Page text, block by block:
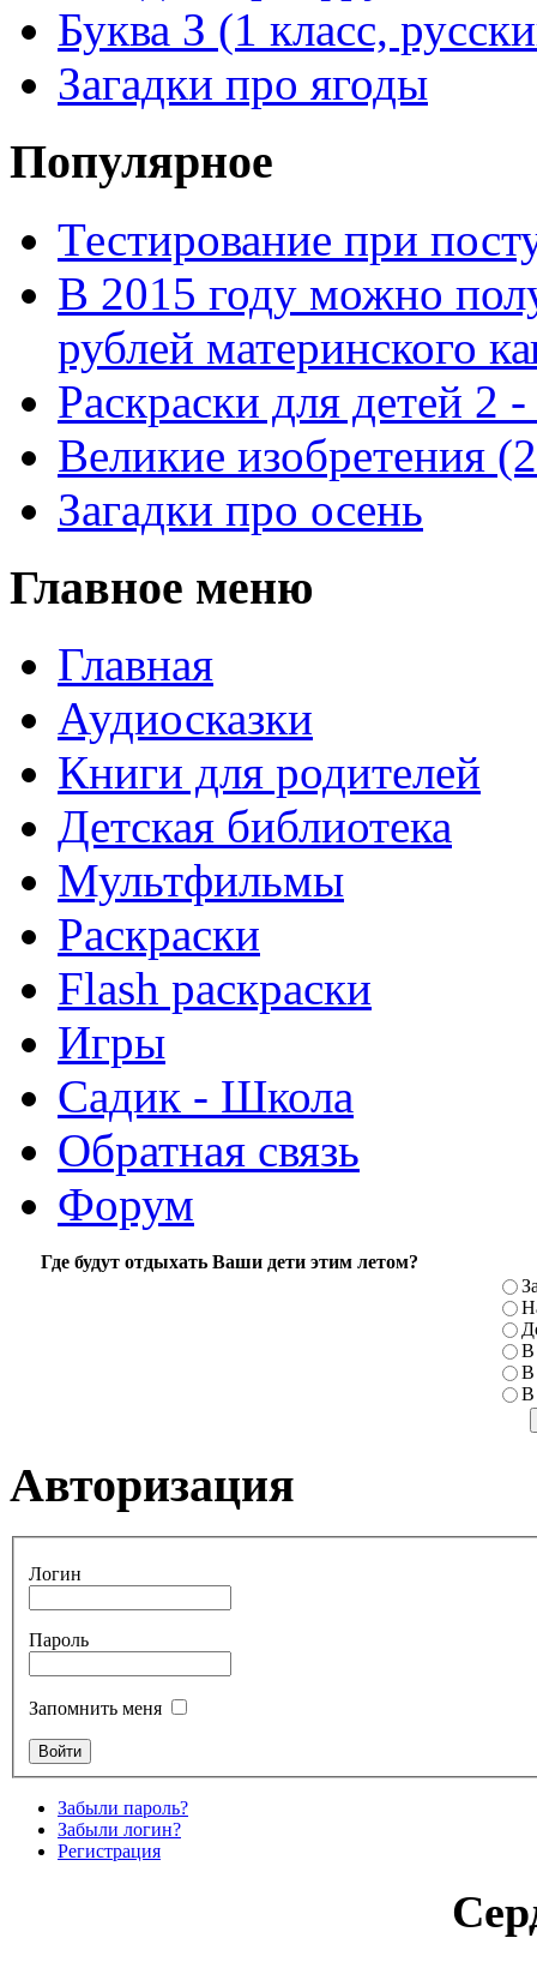
Буква З (1 класс,
Загадки про ягоды
Популярное
Тестирование при
В 2015 году можно
рублей материнского
Раскраски для детей 2 -
Великие изобретения
Загадки про осень
Главное меню
Главная
Аудиосказки
Книги для родителей
Детская библиотека
Мультфильмы
Раскраски
Flash раскраски
Игры
Садик - Школа
Обратная связь
Форум
Где будут отдыхать Ваши дети этим летом?
В
В
В
Авторизация
Логин
Пароль
Запомнить меня
Забыли пароль?
Забыли логин?
Регистрация